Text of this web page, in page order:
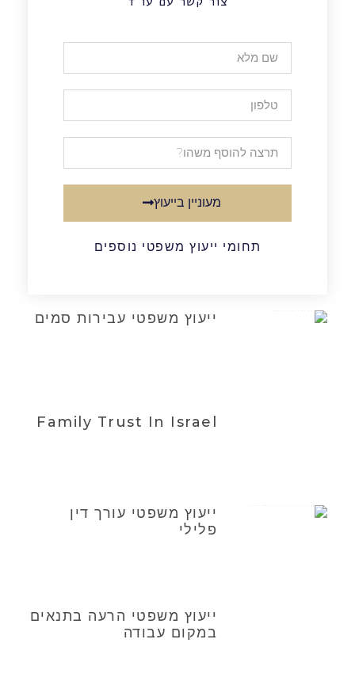
מעוניין בייעוץ
תחומי ייעוץ משפטי נוספים
ייעוץ משפטי עבירות סמים
Family Trust In Israel
ייעוץ משפטי עורך דין
פלילי
ייעוץ משפטי הרעה בתנאים
במקום עבודה